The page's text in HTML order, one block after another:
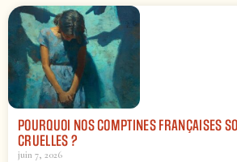
POURQUOI NOS COMPTINES FRANÇAISES
CRUELLES ?
juin 7, 2026